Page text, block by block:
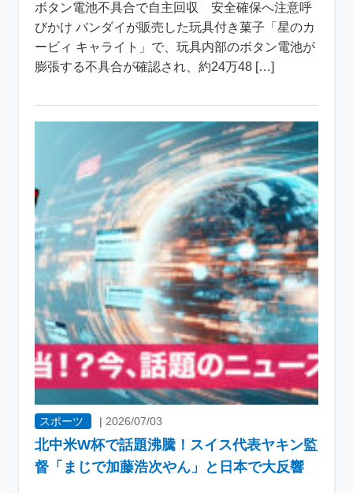
ボタン電池不具合で自主回収 安全確保へ注意呼
びかけ バンダイが販売した玩具付き菓子「星のカ
ービィ キャライト」で、玩具内部のボタン電池が
膨張する不具合が確認され、約24万48 […]
スポーツ | 2026/07/03
北中米W杯で話題沸騰！スイス代表ヤキン監
督「まじで加藤浩次やん」と日本で大反響